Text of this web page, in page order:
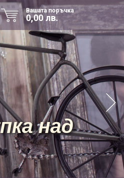
Вашата поръчка
0,00 лв.
над